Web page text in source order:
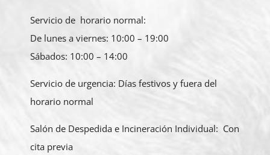
Servicio de horario normal:
De lunes a viernes: 10:00 – 19:00
Sábados: 10:00 – 14:00
Servicio de urgencia: Días festivos y fuera del
horario normal
Salón de Despedida e Incineración Individual: Con
cita previa